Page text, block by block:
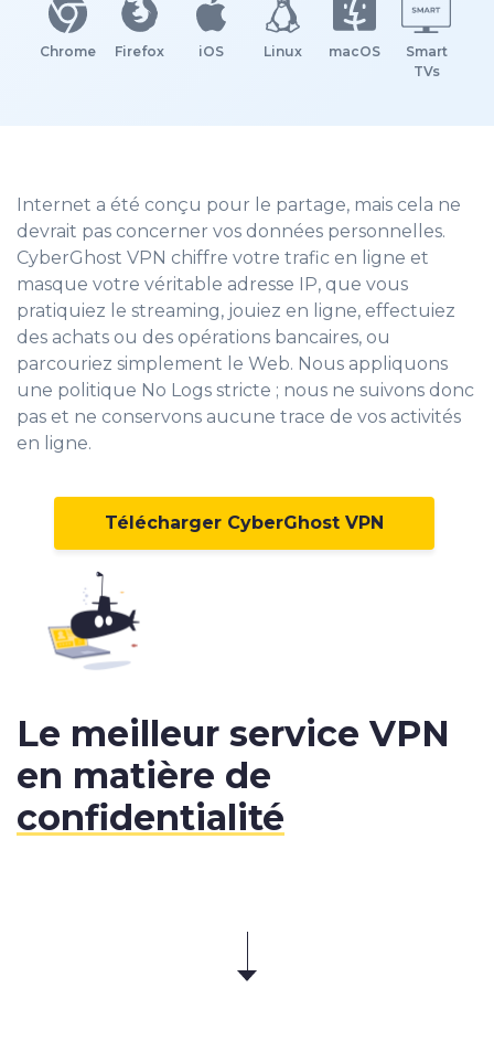
Chrome Firefox iOS Linux macOS
Smart
TVs
Le meilleur service VPN
en matière de
confidentialité
Internet a été conçu pour le partage, mais cela ne
devrait pas concerner vos données personnelles.
CyberGhost VPN chiffre votre trafic en ligne et
masque votre véritable adresse IP, que vous
pratiquiez le streaming, jouiez en ligne, effectuiez
des achats ou des opérations bancaires, ou
parcouriez simplement le Web. Nous appliquons
une politique No Logs stricte ; nous ne suivons donc
pas et ne conservons aucune trace de vos activités
en ligne.
Télécharger CyberGhost VPN